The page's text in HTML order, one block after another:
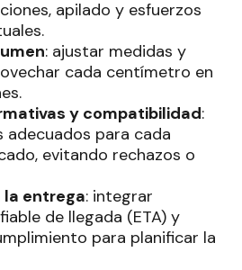
apilado y esfuerzos
: ajustar medidas y
cada centímetro en
y compatibilidad:
adecuados para cada
evitando rechazos o
la entrega: integrar
de llegada (ETA) y
para planificar la